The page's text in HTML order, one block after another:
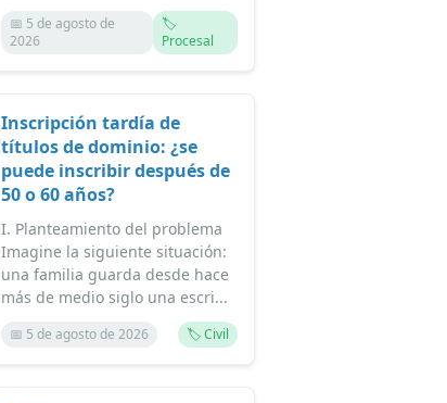
📅 5 de agosto de
2026
🏷️
Procesal
Inscripción tardía de
títulos de dominio: ¿se
puede inscribir después de
50 o 60 años?
I. Planteamiento del problema
Imagine la siguiente situación:
una familia guarda desde hace
más de medio siglo una escri...
📅 5 de agosto de 2026 🏷️ Civil